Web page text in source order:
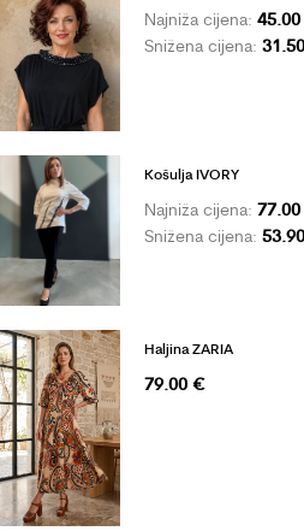
Najniža cijena: 45.00
Snižena cijena: 31.50
Košulja IVORY
Najniža cijena: 77.00
Snižena cijena: 53.90
Haljina ZARIA
79.00 €